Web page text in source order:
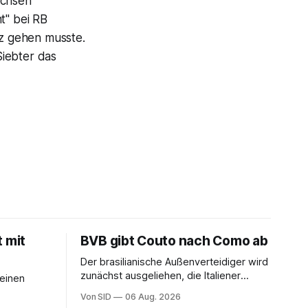
bei RB
gehen musste.
das
mit BVB gibt Couto nach Como ab
Der brasilianische Außenverteidiger wird
zunächst ausgeliehen, die Italiener
Von SID 06 Aug. 2026